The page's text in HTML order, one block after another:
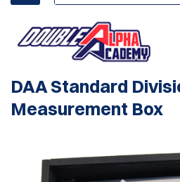
DAA Standard
Measurement Box